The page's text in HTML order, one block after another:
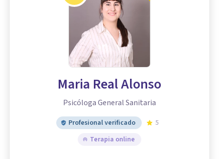
Maria Real Alonso
Psicóloga General Sanitaria
Profesional verificado
5
Terapia online